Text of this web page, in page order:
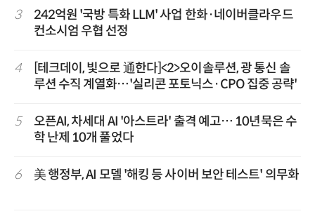
3
242억원 '국방 특화 LLM' 사업 한화·네이버클라우드
컨소시엄 우협 선정
4
[테크데이, 빛으로 通한다]<2>오이솔루션, 광 통신 솔
루션 수직 계열화…'실리콘 포토닉스·CPO 집중 공략'
5
오픈AI, 차세대 AI '아스트라' 출격 예고… 10년묵은 수
학 난제 10개 풀었다
6 美 행정부, AI 모델 '해킹 등 사이버 보안 테스트' 의무화